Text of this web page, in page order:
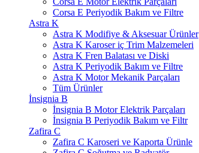
Corsa E Periyodik Bakım ve Filtre
Astra K
Astra K Modifiye & Aksesuar Ürünler
Astra K Karoser iç Trim Malzemeleri
Astra K Fren Balatası ve Diski
Astra K Periyodik Bakım ve Filtre
Astra K Motor Mekanik Parçaları
Tüm Ürünler
İnsignia B
İnsignia B Motor Elektrik Parçaları
İnsignia B Periyodik Bakım ve Filtr
Zafira C
Zafira C Karoseri ve Kaporta Ürünle